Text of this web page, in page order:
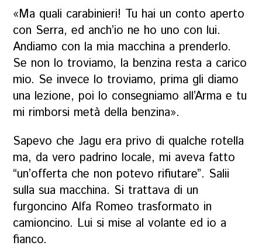
«Ma quali carabinieri! Tu hai un conto aperto
con Serra, ed anch’io ne ho uno con lui.
Andiamo con la mia macchina a prenderlo.
Se non lo troviamo, la benzina resta a carico
mio. Se invece lo troviamo, prima gli diamo
una lezione, poi lo consegniamo all’Arma e tu
mi rimborsi metà della benzina».
Sapevo che Jagu era privo di qualche rotella
ma, da vero padrino locale, mi aveva fatto
“un’offerta che non potevo rifiutare”. Salii
sulla sua macchina. Si trattava di un
furgoncino Alfa Romeo trasformato in
camioncino. Lui si mise al volante ed io a
fianco.